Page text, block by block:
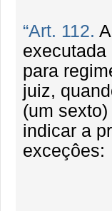
“Art. 112.
executada
para
juiz,
(um
indicar a
exceçôes: